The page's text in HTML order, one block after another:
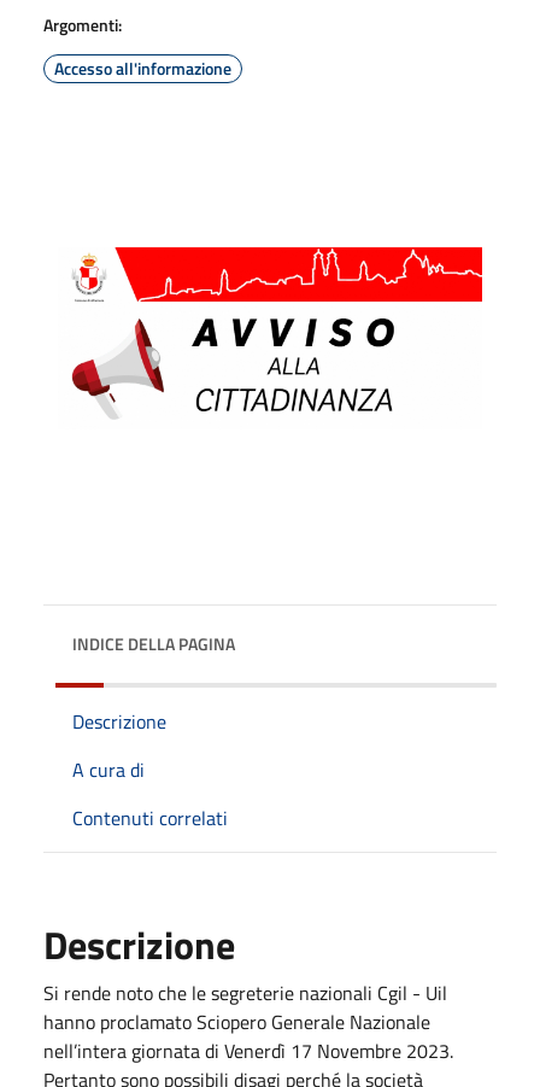
Argomenti:
Accesso all'informazione
INDICE DELLA PAGINA
Descrizione
A cura di
Contenuti correlati
Descrizione
Si rende noto che le segreterie nazionali Cgil - Uil
hanno proclamato Sciopero Generale Nazionale
nell’intera giornata di Venerdì 17 Novembre 2023.
Pertanto sono possibili disagi perché la società